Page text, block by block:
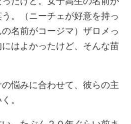
。（ニーチェが好意を持っ
名前がコージマ）ザロメっ
はよかったけど、そんな苗
悩みに合わせて、彼らの主
。